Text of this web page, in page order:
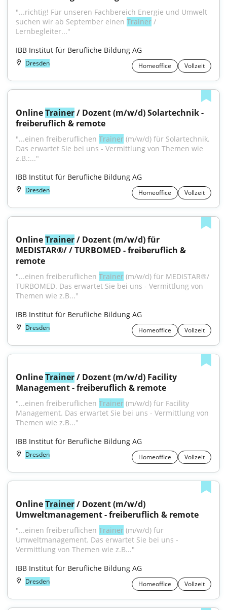
"...richtig! Für unseren Fachbereich Energie und Umwelt
suchen wir ab September einen Trainer /
Lernbegleiter..."
IBB Institut für Berufliche Bildung AG
Dresden Homeoffice Vollzeit
Online Trainer / Dozent (m/w/d) Solartechnik -
freiberuflich & remote
"...einen freiberuflichen Trainer (m/w/d) für Solartechnik.
Das erwartet Sie bei uns - Vermittlung von Themen wie
z.B.:..."
IBB Institut für Berufliche Bildung AG
Dresden Homeoffice Vollzeit
Online Trainer / Dozent (m/w/d) für
MEDISTAR®/ / TURBOMED - freiberuflich &
remote
"...einen freiberuflichen Trainer (m/w/d) für MEDISTAR®/
TURBOMED. Das erwartet Sie bei uns - Vermittlung von
Themen wie z.B..."
IBB Institut für Berufliche Bildung AG
Dresden Homeoffice Vollzeit
Online Trainer / Dozent (m/w/d) Facility
Management - freiberuflich & remote
"...einen freiberuflichen Trainer (m/w/d) für Facility
Management. Das erwartet Sie bei uns - Vermittlung von
Themen wie z.B..."
IBB Institut für Berufliche Bildung AG
Dresden Homeoffice Vollzeit
Online Trainer / Dozent (m/w/d)
Umweltmanagement - freiberuflich & remote
"...einen freiberuflichen Trainer (m/w/d) für
Umweltmanagement. Das erwartet Sie bei uns -
Vermittlung von Themen wie z.B..."
IBB Institut für Berufliche Bildung AG
Dresden Homeoffice Vollzeit